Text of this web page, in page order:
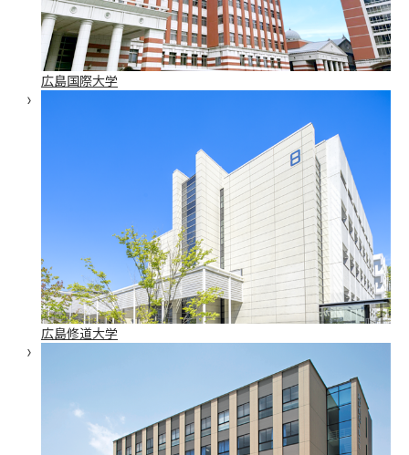
広島国際大学
広島修道大学